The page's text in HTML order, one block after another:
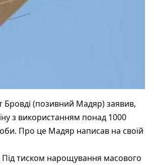
(позивний Мадяр) заявив,
з використанням понад 1000
Про це Мадяр написав на своїй
тиском нарощування масового